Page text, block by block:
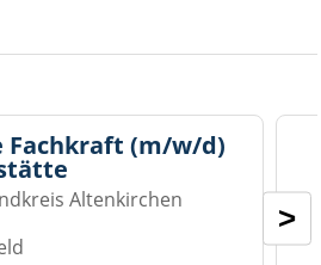
Fachkraft (m/w/d)
Altenkirchen
>